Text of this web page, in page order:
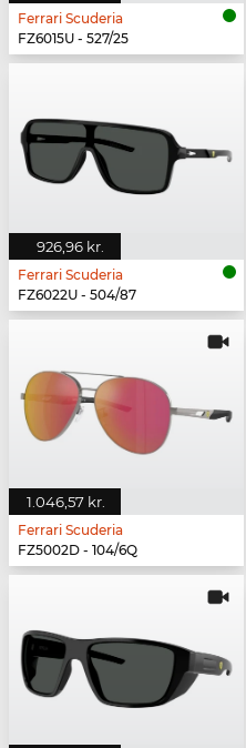
Ferrari Scuderia
FZ6015U - 527/25
926,96 kr.
Ferrari Scuderia
FZ6022U - 504/87
1.046,57 kr.
Ferrari Scuderia
FZ5002D - 104/6Q